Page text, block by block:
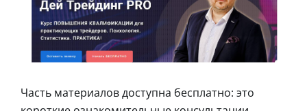
Часть материалов доступна бесплатно: это